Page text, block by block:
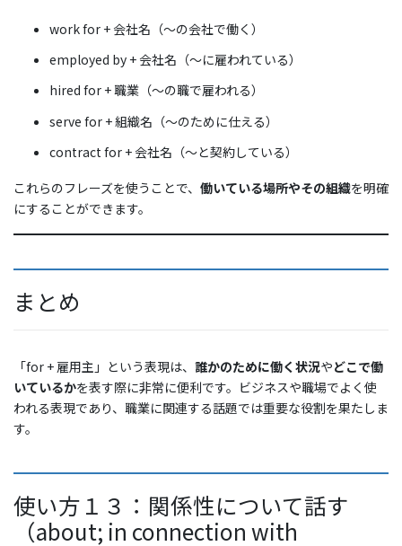
work for + 会社名（〜の会社で働く）
employed by + 会社名（〜に雇われている）
hired for + 職業（〜の職で雇われる）
serve for + 組織名（〜のために仕える）
contract for + 会社名（〜と契約している）
これらのフレーズを使うことで、 働いている場所やその組織を明確
にすることができます。
まとめ
「for + 雇用主」という表現は、 誰かのために働く状況やどこで働
いているかを表す際に非常に便利です。ビジネスや職場でよく使
われる表現であり、職業に関連する話題では重要な役割を果たしま
す。
使い方１３：関係性について話す
（about; in connection with